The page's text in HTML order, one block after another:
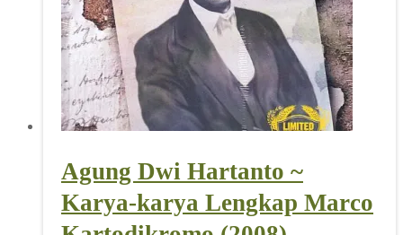
Agung Dwi Hartanto ~
Karya-karya Lengkap Marco